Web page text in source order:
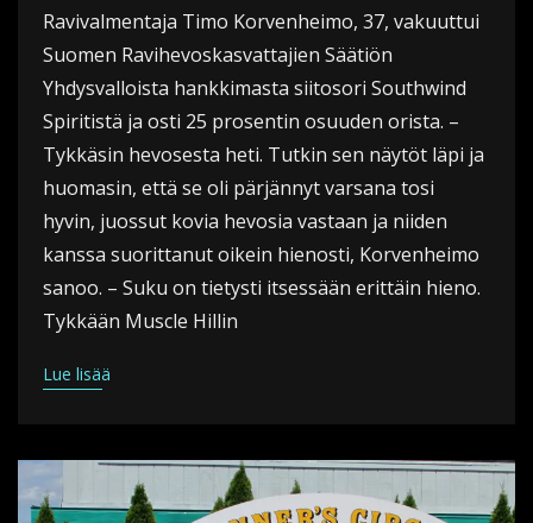
Ravivalmentaja Timo Korvenheimo, 37, vakuuttui
Suomen Ravihevoskasvattajien Säätiön
Yhdysvalloista hankkimasta siitosori Southwind
Spiritistä ja osti 25 prosentin osuuden orista. –
Tykkäsin hevosesta heti. Tutkin sen näytöt läpi ja
huomasin, että se oli pärjännyt varsana tosi
hyvin, juossut kovia hevosia vastaan ja niiden
kanssa suorittanut oikein hienosti, Korvenheimo
sanoo. – Suku on tietysti itsessään erittäin hieno.
Tykkään Muscle Hillin
Lue lisää